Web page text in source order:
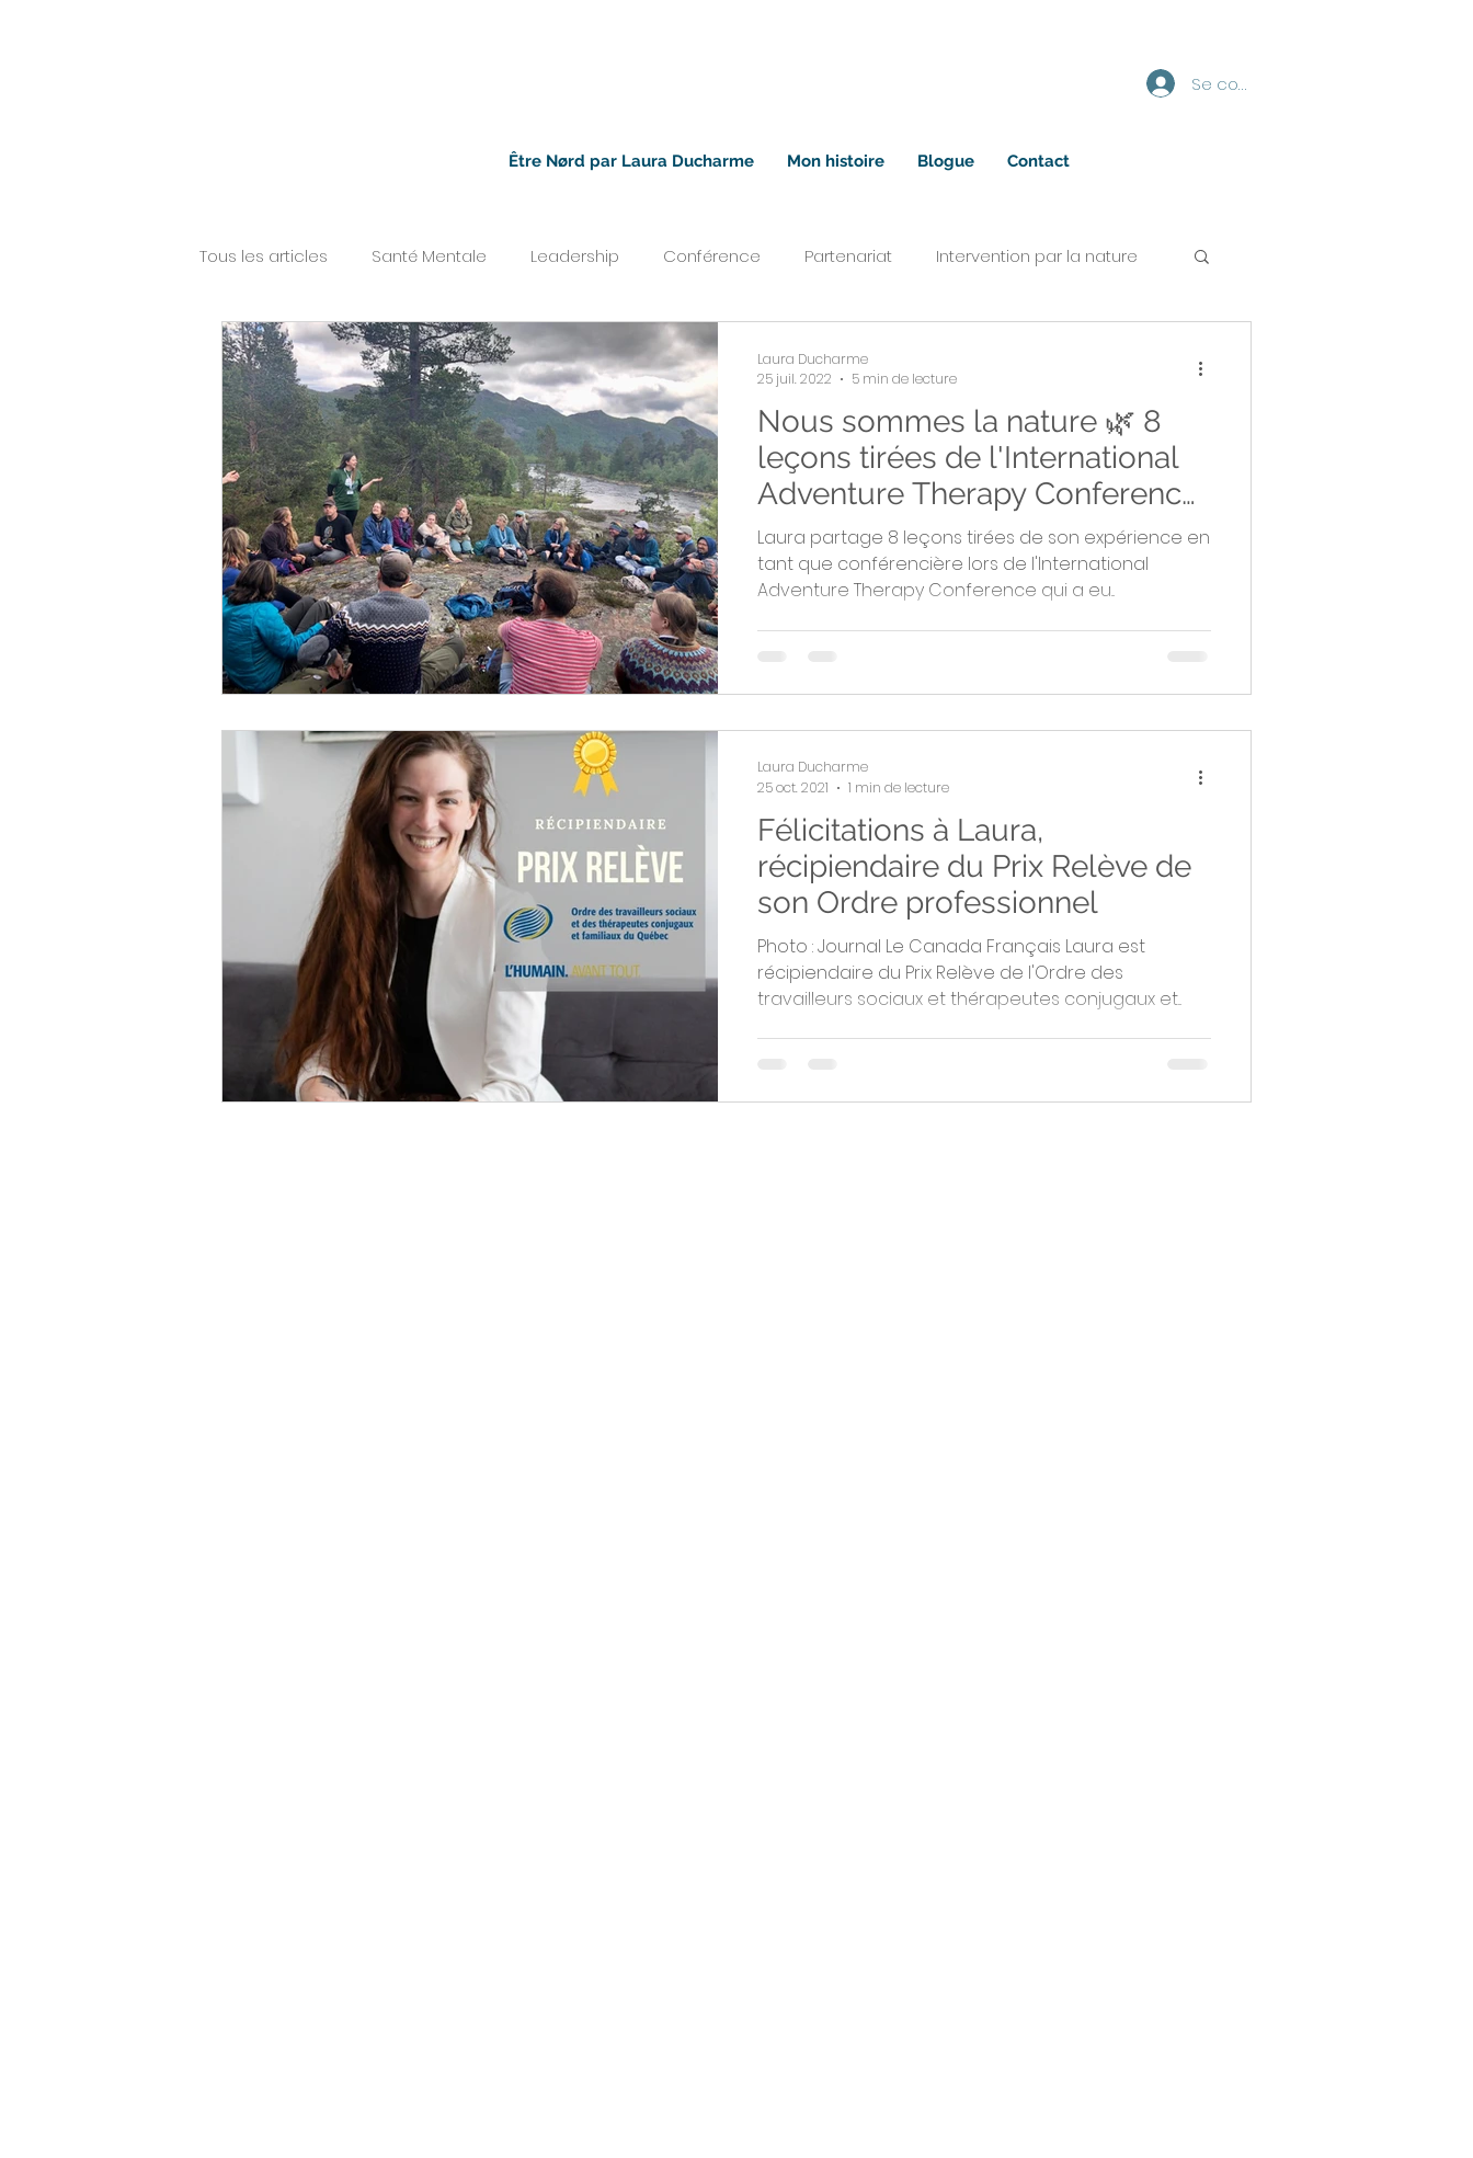
Se connecter
Être Nørd par Laura Ducharme Mon histoire Blogue Contact
Tous les articles Santé Mentale Leadership Conférence Partenariat Intervention par la nature
Nous sommes la nature 🌿 8
leçons tirées de l'International
Adventure Therapy Conference
- Partie 1
Laura partage 8 leçons tirées de son expérience en
tant que conférencière lors de l'International
Adventure Therapy Conference qui a eu...
Laura Ducharme
25 juil. 2022
5 min de lecture
Félicitations à Laura,
récipiendaire du Prix Relève de
son Ordre professionnel
Photo : Journal Le Canada Français Laura est
récipiendaire du Prix Relève de l'Ordre des
travailleurs sociaux et thérapeutes conjugaux et...
Laura Ducharme
25 oct. 2021
1 min de lecture